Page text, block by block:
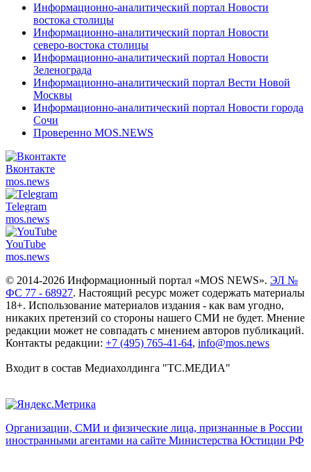
Информационно-аналитический портал Новости
востока столицы
Информационно-аналитический портал Новости
северо-востока столицы
Информационно-аналитический портал Новости
Зеленограда
Информационно-аналитический портал Вести Новой
Москвы
Информационно-аналитический портал Новости города
Сочи
Проверенно MOS.NEWS
Вконтакте
mos.news
Telegram
mos.news
YouTube
mos.news
© 2014-2026 Информационный портал «MOS NEWS». ЭЛ №
ФС 77 - 68927. Настоящий ресурс может содержать материалы
18+. Использование материалов издания - как вам угодно,
никаких претензий со стороны нашего СМИ не будет. Мнение
редакции может не совпадать с мнением авторов публикаций.
Контакты редакции: +7 (495) 765-41-64, info@mos.news
Входит в состав Медиахолдинга "ТС.МЕДИА"
Организации, СМИ и физические лица, признанные в России
иностранными агентами на сайте Министерства Юстиции РФ